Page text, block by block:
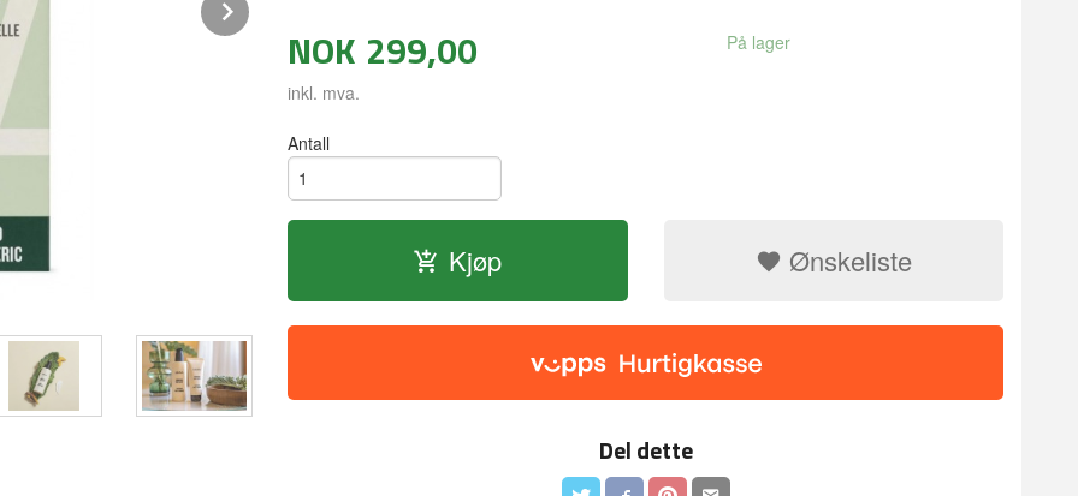
NOK 299,00
inkl. mva.
På lager
Antall
Kjøp Ønskeliste
Del dette